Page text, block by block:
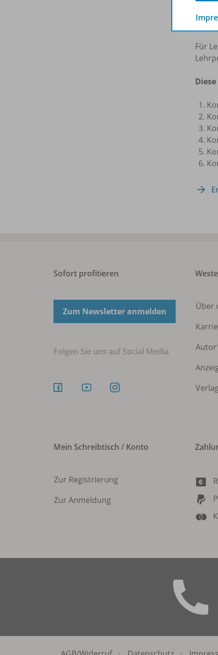
Für
Sofort profitieren
Zum Newsletter anmelden
Folgen Sie uns auf Social Media
Über
Mein Schreibtisch / Konto
Zur Registrierung
Zur Anmeldung